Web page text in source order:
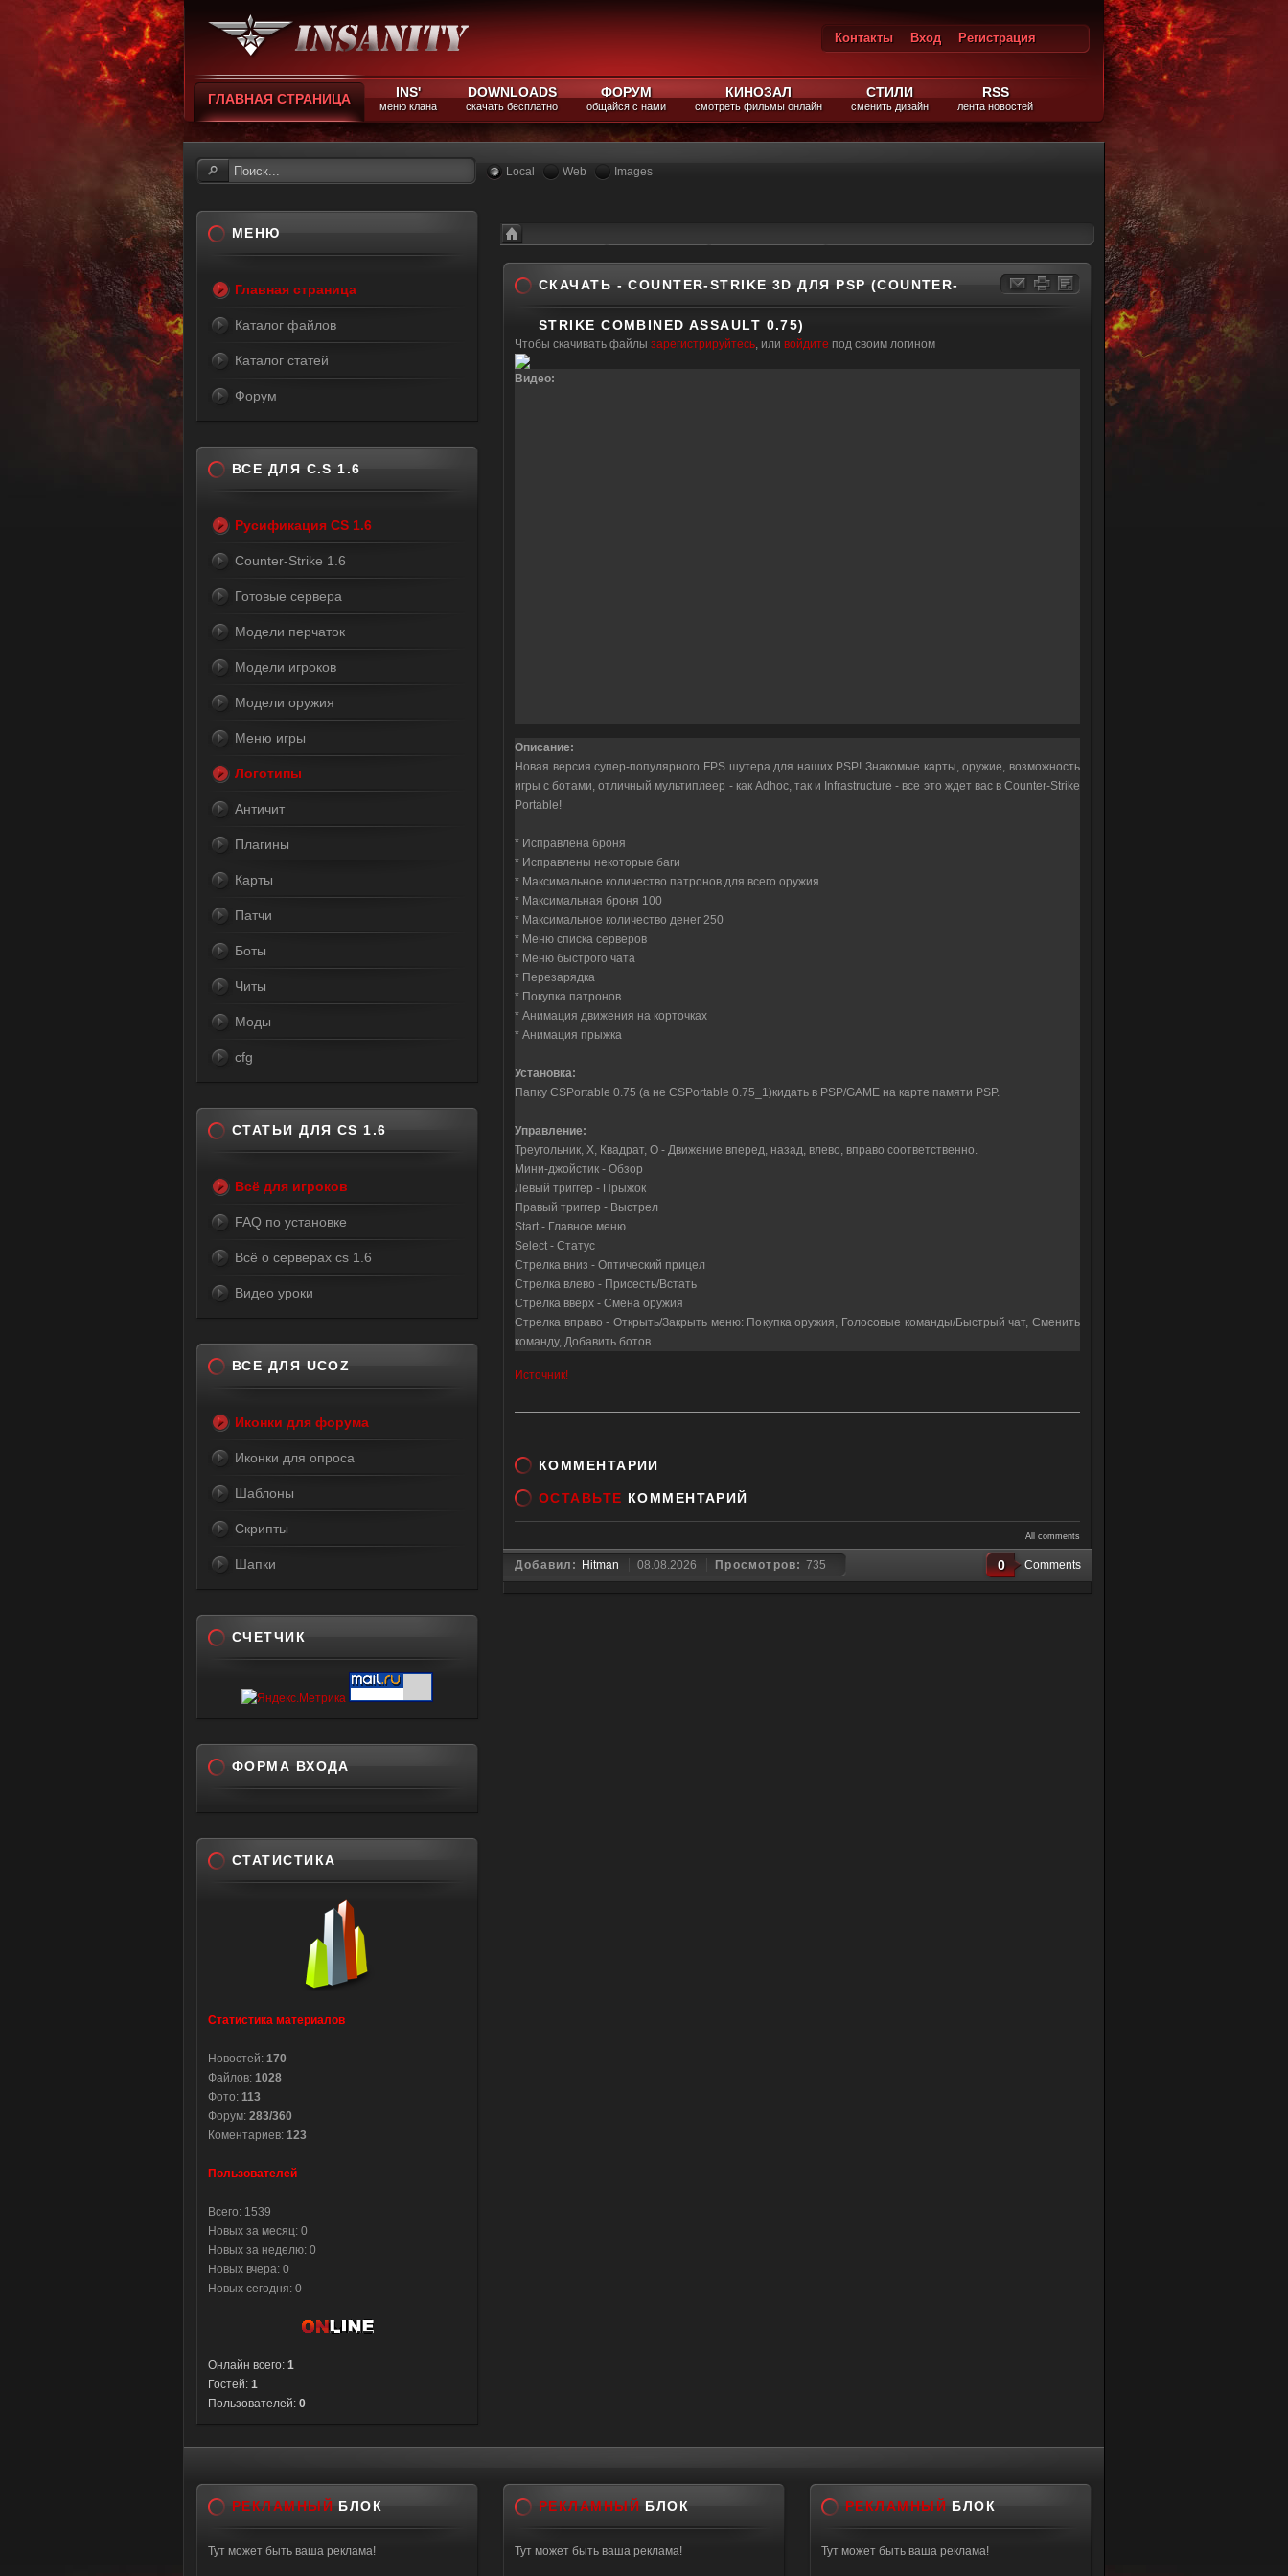
Контакты Вход
Регистрация
ГЛАВНАЯ СТРАНИЦА INS'
меню клана
DOWNLOADS
скачать бесплатно
ФОРУМ
общайся с нами
КИНОЗАЛ
смотреть фильмы онлайн
СТИЛИ
сменить дизайн
RSS
лента новостей
Local Web Images
Скачать - Counter-Strike 3D для PSP (Counter-Strike Combined Assault 0.75)
СКАЧАТЬ - COUNTER-STRIKE 3D ДЛЯ PSP (COUNTER-
STRIKE COMBINED ASSAULT 0.75)
Чтобы скачивать файлы зарегистрируйтесь, или войдите под своим логином
Видео:
Описание:
Новая версия супер-популярного FPS шутера для наших PSP! Знакомые карты, оружие, возможность
игры с ботами, отличный мультиплеер - как Adhoc, так и Infrastructure - все это ждет вас в Counter-Strike
Portable!
* Исправлена броня
* Исправлены некоторые баги
* Максимальное количество патронов для всего оружия
* Максимальная броня 100
* Максимальное количество денег 250
* Меню списка серверов
* Меню быстрого чата
* Перезарядка
* Покупка патронов
* Анимация движения на корточках
* Анимация прыжка
Установка:
Папку CSPortable 0.75 (а не CSPortable 0.75_1)кидать в PSP/GAME на карте памяти PSP.
Управление:
Треугольник, X, Квадрат, O - Движение вперед, назад, влево, вправо соответственно.
Мини-джойстик - Обзор
Левый триггер - Прыжок
Правый триггер - Выстрел
Start - Главное меню
Select - Статус
Стрелка вниз - Оптический прицел
Стрелка влево - Присесть/Встать
Стрелка вверх - Смена оружия
Стрелка вправо - Открыть/Закрыть меню: Покупка оружия, Голосовые команды/Быстрый чат, Сменить
команду, Добавить ботов.
Источник!
КОММЕНТАРИИ
ОСТАВЬТЕ КОММЕНТАРИЙ
All comments
Добавил: Hitman 08.08.2026 Просмотров: 735 0 Comments
МЕНЮ
Главная страница
Каталог файлов
Каталог статей
Форум
ВСЕ ДЛЯ C.S 1.6
Русификация CS 1.6
Counter-Strike 1.6
Готовые сервера
Модели перчаток
Модели игроков
Модели оружия
Меню игры
Логотипы
Античит
Плагины
Карты
Патчи
Боты
Читы
Моды
cfg
СТАТЬИ ДЛЯ CS 1.6
Всё для игроков
FAQ по установке
Всё о серверах cs 1.6
Видео уроки
ВСЕ ДЛЯ UCOZ
Иконки для форума
Иконки для опроса
Шаблоны
Скрипты
Шапки
СЧЕТЧИК
ФОРМА ВХОДА
СТАТИСТИКА
Статистика материалов
Новостей: 170
Файлов: 1028
Фото: 113
Форум: 283/360
Коментариев: 123
Пользователей
Всего: 1539
Новых за месяц: 0
Новых за неделю: 0
Новых вчера: 0
Новых сегодня: 0
Онлайн всего: 1
Гостей: 1
Пользователей: 0
РЕКЛАМНЫЙ БЛОК
Тут может быть ваша реклама!
РЕКЛАМНЫЙ БЛОК
Тут может быть ваша реклама!
РЕКЛАМНЫЙ БЛОК
Тут может быть ваша реклама!